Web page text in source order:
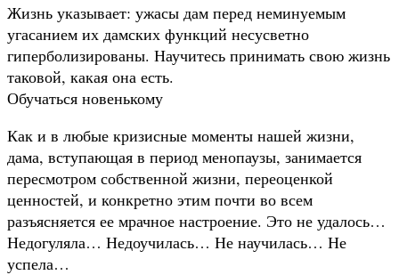
Жизнь указывает: ужасы дам перед неминуемым
угасанием их дамских функций несусветно
гиперболизированы. Научитесь принимать свою жизнь
таковой, какая она есть.
Обучаться новенькому
Как и в любые кризисные моменты нашей жизни,
дама, вступающая в период менопаузы, занимается
пересмотром собственной жизни, переоценкой
ценностей, и конкретно этим почти во всем
разъясняется ее мрачное настроение. Это не удалось…
Недогуляла… Недоучилась… Не научилась… Не
успела…